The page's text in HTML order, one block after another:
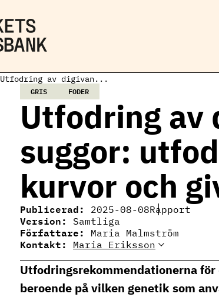
Utfodring av digivan...
GRIS FODER
Utfodring av
suggor:
kurvor och
Publicerad: 2025-08-08Rapport
Version: Samtliga
Författare: Maria Malmström
Kontakt: Maria Eriksson
Maria Eriksson
Ämnesansvarig gris
maria.eriksson@ri.se
010-516 65 37
Utfodringsrekommendationerna
beroende på vilken genetik som